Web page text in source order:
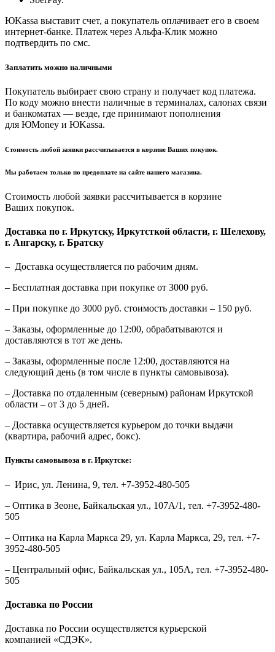
ЮKassa выставит счет, а покупатель оплачивает его в своем
интернет-банке. Платеж через Альфа-Клик можно
подтвердить по смс.
Заплатить можно наличными
Покупатель выбирает свою страну и получает код платежа.
По коду можно внести наличные в терминалах, салонах связи
и банкоматах — везде, где принимают пополнения
для ЮMoney и ЮKassa.
Стоимость любой заявки рассчитывается в корзине Ваших покупок.
Мы работаем только по предоплате на сайте нашего магазина.
Стоимость любой заявки рассчитывается в корзине
Ваших покупок.
Доставка по г. Иркутску, Иркутсткой области, г. Шелехову,
г. Ангарску, г. Братску
– Доставка осуществляется по рабочим дням.
– Бесплатная доставка при покупке от 3000 руб.
– При покупке до 3000 руб. стоимость доставки – 150 руб.
– Заказы, оформленные до 12:00, обрабатываются и
доставляются в тот же день.
– Заказы, оформленные после 12:00, доставляются на
следующий день (в том числе в пункты самовывоза).
– Доставка по отдаленным (северным) районам Иркутской
области – от 3 до 5 дней.
– Доставка осуществляется курьером до точки выдачи
(квартира, рабочий адрес, бокс).
Пункты самовывоза в г. Иркутске:
– Ирис, ул. Ленина, 9, тел. +7-3952-480-505
– Оптика в Зеоне, Байкальская ул., 107А/1, тел. +7-3952-480-
505
– Оптика на Карла Маркса 29, ул. Карла Маркса, 29, тел. +7-
3952-480-505
– Центральный офис, Байкальская ул., 105А, тел. +7-3952-480-
505
Доставка по России
Доставка по России осуществляется курьерской
компанией «СДЭК».